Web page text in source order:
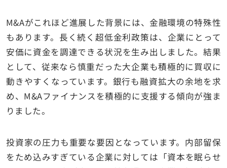
M&Aがこれほど進展した背景には、金融環境の特殊性
もあります。長く続く超低金利政策は、企業にとって
安価に資金を調達できる状況を生み出しました。結果
として、従来なら慎重だった大企業も積極的に買収に
動きやすくなっています。銀行も融資拡大の余地を求
め、M&Aファイナンスを積極的に支援する傾向が強ま
りました。
投資家の圧力も重要な要因となっています。内部留保
をため込みすぎている企業に対しては「資本を眠らせ